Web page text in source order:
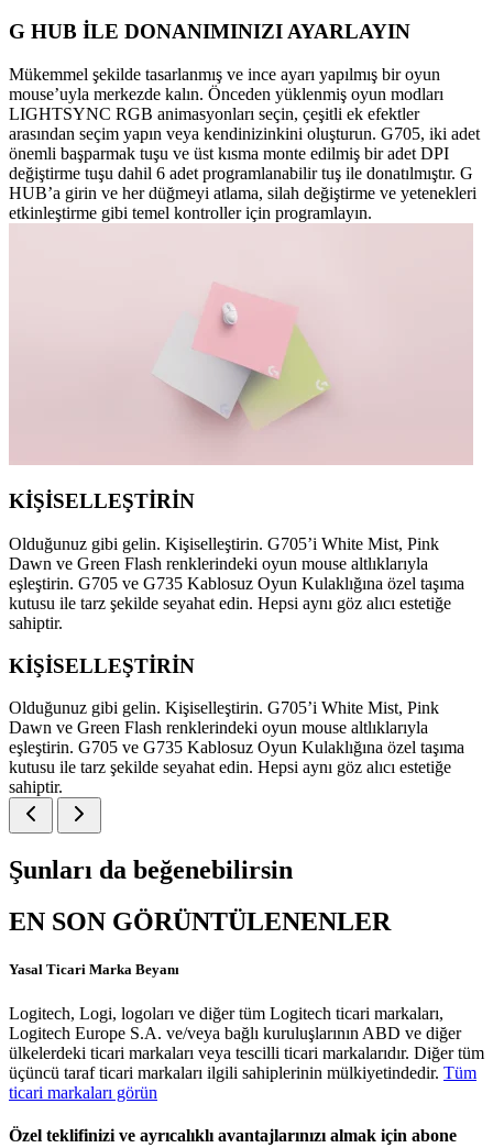
G HUB İLE DONANIMINIZI AYARLAYIN
Mükemmel şekilde tasarlanmış ve ince ayarı yapılmış bir oyun
mouse’uyla merkezde kalın. Önceden yüklenmiş oyun modları
LIGHTSYNC RGB animasyonları seçin, çeşitli ek efektler
arasından seçim yapın veya kendinizinkini oluşturun. G705, iki adet
önemli başparmak tuşu ve üst kısma monte edilmiş bir adet DPI
değiştirme tuşu dahil 6 adet programlanabilir tuş ile donatılmıştır. G
HUB’a girin ve her düğmeyi atlama, silah değiştirme ve yetenekleri
etkinleştirme gibi temel kontroller için programlayın.
KİŞİSELLEŞTİRİN
Olduğunuz gibi gelin. Kişiselleştirin. G705’i White Mist, Pink
Dawn ve Green Flash renklerindeki oyun mouse altlıklarıyla
eşleştirin. G705 ve G735 Kablosuz Oyun Kulaklığına özel taşıma
kutusu ile tarz şekilde seyahat edin. Hepsi aynı göz alıcı estetiğe
sahiptir.
KİŞİSELLEŞTİRİN
Olduğunuz gibi gelin. Kişiselleştirin. G705’i White Mist, Pink
Dawn ve Green Flash renklerindeki oyun mouse altlıklarıyla
eşleştirin. G705 ve G735 Kablosuz Oyun Kulaklığına özel taşıma
kutusu ile tarz şekilde seyahat edin. Hepsi aynı göz alıcı estetiğe
sahiptir.
Şunları da beğenebilirsin
EN SON GÖRÜNTÜLENENLER
Yasal Ticari Marka Beyanı
Logitech, Logi, logoları ve diğer tüm Logitech ticari markaları,
Logitech Europe S.A. ve/veya bağlı kuruluşlarının ABD ve diğer
ülkelerdeki ticari markaları veya tescilli ticari markalarıdır. Diğer tüm
üçüncü taraf ticari markaları ilgili sahiplerinin mülkiyetindedir. Tüm
ticari markaları görün
Özel teklifinizi ve ayrıcalıklı avantajlarınızı almak için abone